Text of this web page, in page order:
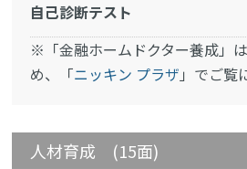
自己診断テスト
※「金融ホームドクター養成」
め、「ニッキン プラザ 」でご覧
人材育成 (15面)